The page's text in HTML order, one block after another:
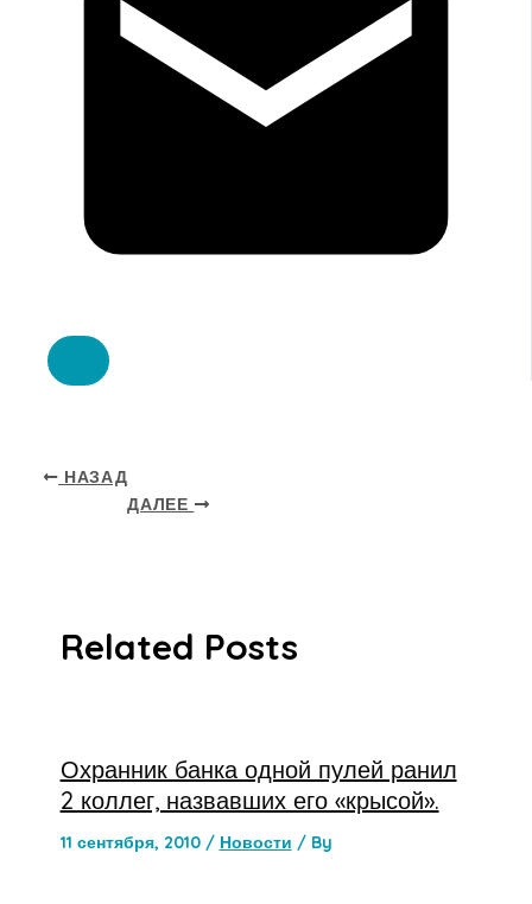
НАЗАД
ДАЛЕЕ
Related Posts
Охранник банка одной пулей ранил
2 коллег, назвавших его «крысой».
11 сентября, 2010 / Новости / By